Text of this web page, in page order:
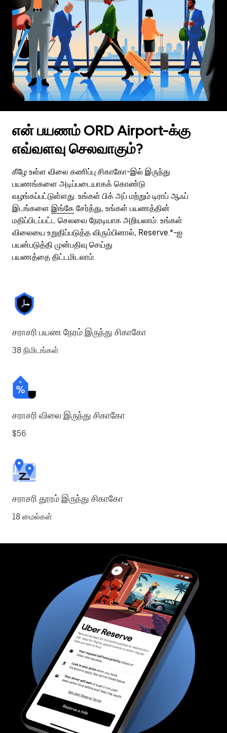
என் பயணம் ORD Airport-க்கு
எவ்வளவு செலவாகும்?
கீழே உள்ள விலை கணிப்பு சிகாகோ-இல் இருந்து
பயணங்களை அடிப்படையாகக் கொண்டு
வழங்கப்பட்டுள்ளது. உங்கள் பிக் அப் மற்றும் டிராப் ஆஃப்
இடங்களை இங்கே சேர்த்து, உங்கள் பயணத்தின்
மதிப்பிடப்பட்ட செலவை நேரடியாக அறியலாம். உங்கள்
விலையை உறுதிப்படுத்த விரும்பினால், Reserve.*-ஐ
பயன்படுத்தி முன்பதிவு செய்து
பயணத்தை திட்டமிடலாம்.
சராசரி பயண நேரம் இருந்து சிகாகோ
38 நிமிடங்கள்
சராசரி விலை இருந்து சிகாகோ
$56
சராசரி தூரம் இருந்து சிகாகோ
18 மைல்கள்